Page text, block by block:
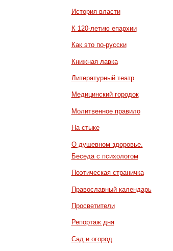
История власти
К 120-летию епархии
Как это по-русски
Книжная лавка
Литературный театр
Медицинский городок
Молитвенное правило
На стыке
О душевном здоровье.
Беседа с психологом
Поэтическая страничка
Православный календарь
Просветители
Репортаж дня
Сад и огород